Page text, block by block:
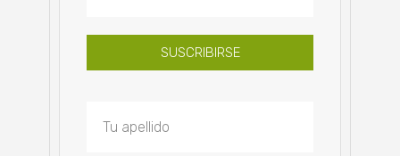
SUSCRIBIRSE